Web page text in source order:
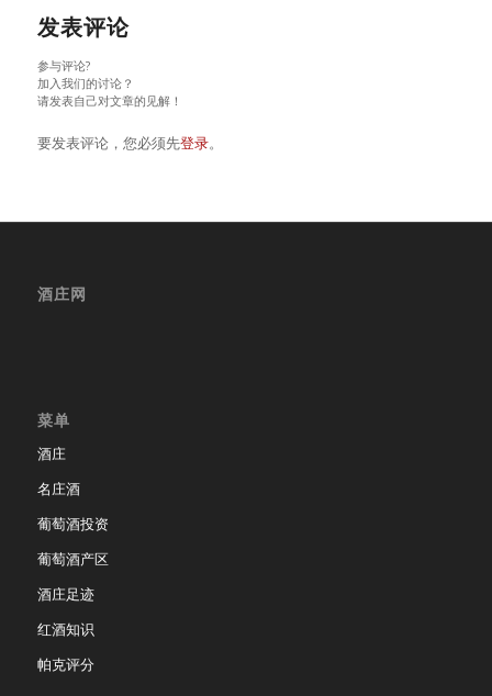
发表评论
参与评论?
加入我们的讨论？
请发表自己对文章的见解！
要发表评论，您必须先登录。
酒庄网
菜单
酒庄
名庄酒
葡萄酒投资
葡萄酒产区
酒庄足迹
红酒知识
帕克评分